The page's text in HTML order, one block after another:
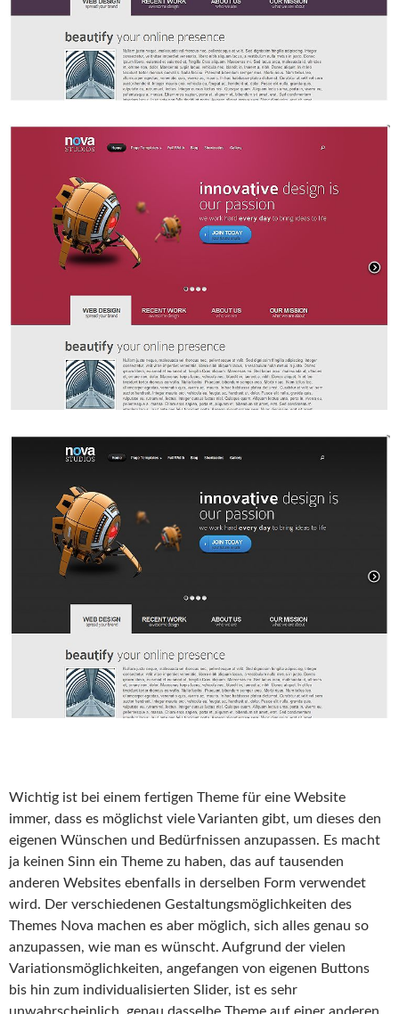
Wichtig ist bei einem fertigen Theme für eine Website
immer, dass es möglichst viele Varianten gibt, um dieses den
eigenen Wünschen und Bedürfnissen anzupassen. Es macht
ja keinen Sinn ein Theme zu haben, das auf tausenden
anderen Websites ebenfalls in derselben Form verwendet
wird. Der verschiedenen Gestaltungsmöglichkeiten des
Themes Nova machen es aber möglich, sich alles genau so
anzupassen, wie man es wünscht. Aufgrund der vielen
Variationsmöglichkeiten, angefangen von eigenen Buttons
bis hin zum individualisierten Slider, ist es sehr